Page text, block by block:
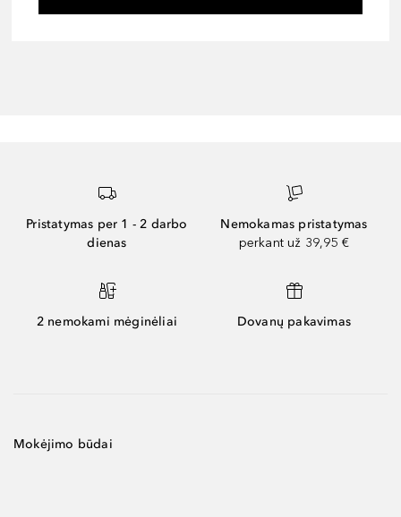
Pristatymas per 1 - 2 darbo
dienas
Nemokamas pristatymas
perkant už 39,95 €
2 nemokami mėginėliai Dovanų pakavimas
Mokėjimo būdai